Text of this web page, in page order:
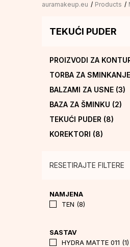
auramakeup.eu Products
TEKUĆI PUDER
PROIZVODI ZA
TORBA ZA SMINKANJE
BALZAMI ZA USNE (3)
BAZA ZA ŠMINKU (2)
TEKUĆI PUDER (8)
KOREKTORI (8)
RUMENILA(16)
ILUMINATORI
FIKSATOR
MASKARE
RESETIRAJTE FILTERE
NAMJENA
TEN (8)
SASTAV
HYDRA MATTE 011 (1)